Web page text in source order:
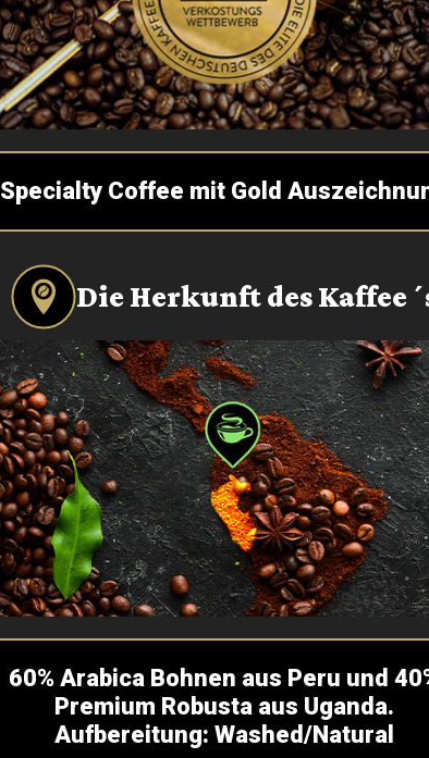
Specialty Coffee mit Gold
Die Herkunft des
60% Arabica Bohnen aus Peru und
Premium Robusta aus Uganda.
Aufbereitung: Washed/Natural